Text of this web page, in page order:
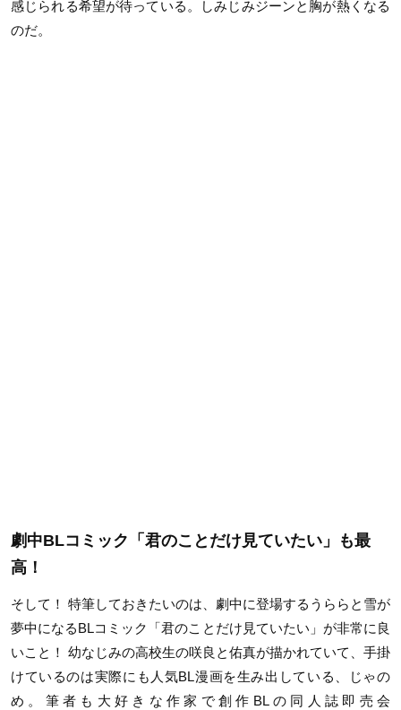
感じられる希望が待っている。しみじみジーンと胸が熱くなる
のだ。
劇中BLコミック「君のことだけ見ていたい」も最
高！
そして！ 特筆しておきたいのは、劇中に登場するうららと雪が
夢中になるBLコミック「君のことだけ見ていたい」が非常に良
いこと！ 幼なじみの高校生の咲良と佑真が描かれていて、手掛
けているのは実際にも人気BL漫画を生み出している、じゃの
め。筆者も大好きな作家で創作BLの同人誌即売会